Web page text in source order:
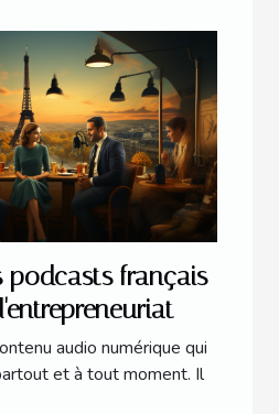
podcasts français
audio numérique qui
et à tout moment. Il